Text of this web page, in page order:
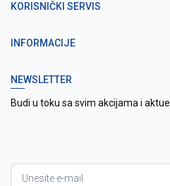
KORISNIČKI SERVIS
INFORMACIJE
NEWSLETTER
Budi u toku sa svim akcijama i